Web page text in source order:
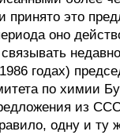
это
оно
годах)
по химии
из
одну и ту